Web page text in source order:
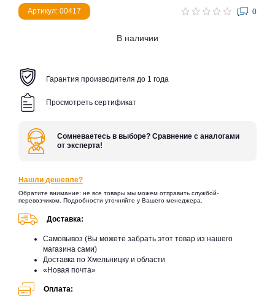
Артикул: 00417 0
В наличии
Гарантия производителя до 1 года
Просмотреть сертификат
Сомневаетесь в выборе? Сравнение с аналогами
от эксперта!
Нашли дешевле?
Обратите внимание: не все товары мы можем отправить службой-
перевозчиком. Подробности уточняйте у Вашего менеджера.
Доставка:
Самовывоз (Вы можете забрать этот товар из нашего
магазина сами)
Доставка по Хмельницку и области
«Новая почта»
Оплата: